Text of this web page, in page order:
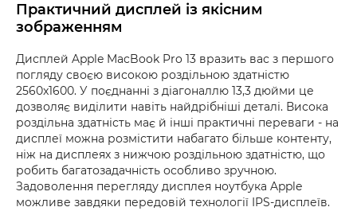
Практичний дисплей із якісним
зображенням
Дисплей Apple MacBook Pro 13 вразить вас з першого
погляду своєю високою роздільною здатністю
2560x1600. У поєднанні з діагоналлю 13,3 дюйми це
дозволяє виділити навіть найдрібніші деталі. Висока
роздільна здатність має й інші практичні переваги - на
дисплеї можна розмістити набагато більше контенту,
ніж на дисплеях з нижчою роздільною здатністю, що
робить багатозадачність особливо зручною.
Задоволення перегляду дисплея ноутбука Apple
можливе завдяки передовій технології IPS-дисплеїв.